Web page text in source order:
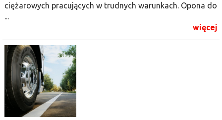
ciężarowych pracujących w trudnych warunkach. Opona do
...
więcej